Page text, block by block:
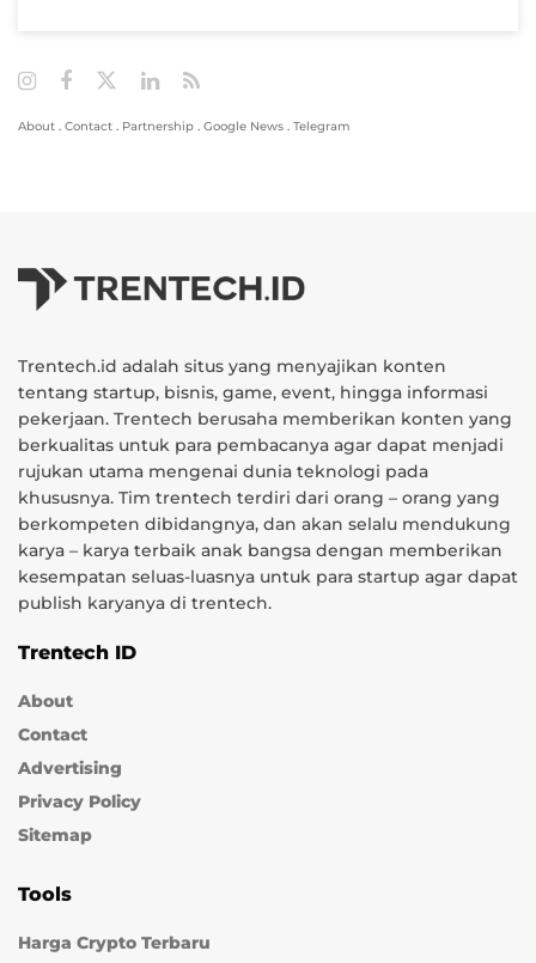
About . Contact . Partnership . Google News . Telegram
Trentech.id adalah situs yang menyajikan konten
tentang startup, bisnis, game, event, hingga informasi
pekerjaan. Trentech berusaha memberikan konten yang
berkualitas untuk para pembacanya agar dapat menjadi
rujukan utama mengenai dunia teknologi pada
khususnya. Tim trentech terdiri dari orang – orang yang
berkompeten dibidangnya, dan akan selalu mendukung
karya – karya terbaik anak bangsa dengan memberikan
kesempatan seluas-luasnya untuk para startup agar dapat
publish karyanya di trentech.
Trentech ID
About
Contact
Advertising
Privacy Policy
Sitemap
Tools
Harga Crypto Terbaru